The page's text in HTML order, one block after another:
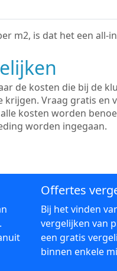
m2, is dat het een
de kosten die bij de
Vraag gratis en
kosten worden
worden ingegaan.
Offertes
Bij het vinden
vergelijken van
een gratis
binnen enkele